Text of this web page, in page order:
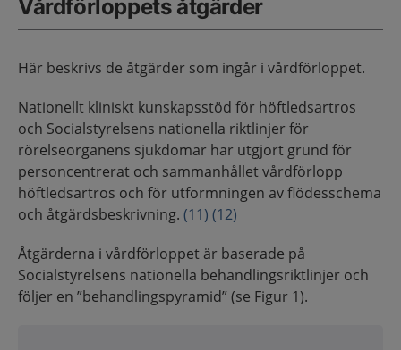
Vårdförloppets åtgärder
Här beskrivs de åtgärder som ingår i vårdförloppet.
Nationellt kliniskt kunskapsstöd för höftledsartros
och Socialstyrelsens nationella riktlinjer för
rörelseorganens sjukdomar har utgjort grund för
personcentrerat och sammanhållet vårdförlopp
höftledsartros och för utformningen av flödesschema
och åtgärdsbeskrivning. (11) (12)
Åtgärderna i vårdförloppet är baserade på
Socialstyrelsens nationella behandlingsriktlinjer och
följer en ”behandlingspyramid” (se Figur 1).